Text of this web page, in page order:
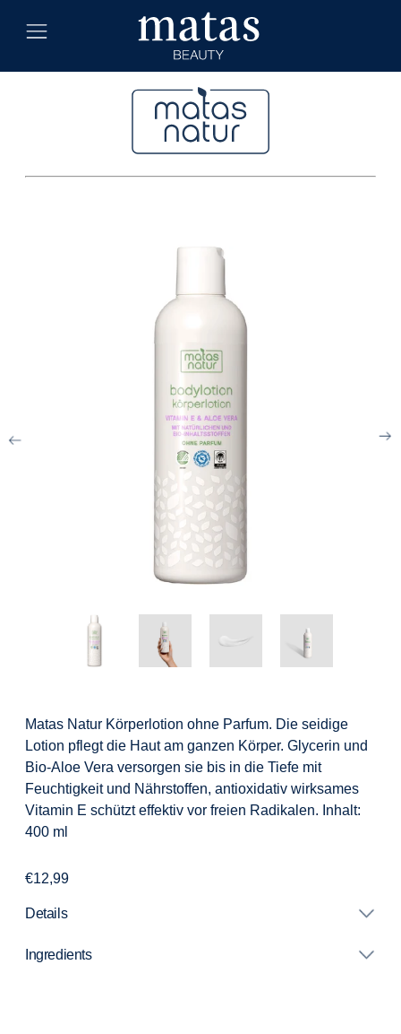
Matas Natur Körperlotion ohne Parfum. Die seidige
Lotion pflegt die Haut am ganzen Körper. Glycerin und
Bio-Aloe Vera versorgen sie bis in die Tiefe mit
Feuchtigkeit und Nährstoffen, antioxidativ wirksames
Vitamin E schützt effektiv vor freien Radikalen. Inhalt:
400 ml
€12,99
Regular
Details
Ingredients